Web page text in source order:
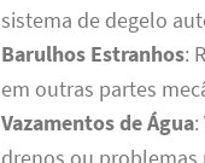
sistema de degelo
Barulhos Estranhos:
em outras partes
Vazamentos de Água: